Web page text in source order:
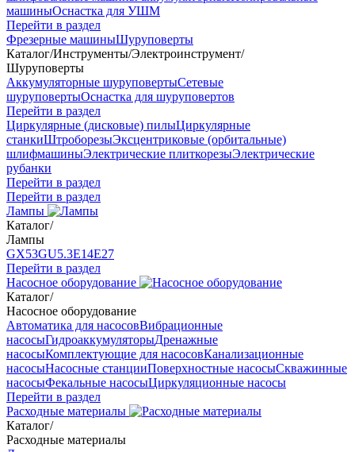
машиныОснастка для УШМ
Перейти в раздел
Фрезерные машиныШуруповерты
Каталог/Инструменты/Электроинструмент/
Шуруповерты
Аккумуляторные шуруповертыСетевые
шуруповертыОснастка для шуруповертов
Перейти в раздел
Циркулярные (дисковые) пилыЦиркулярные
станкиШтроборезыЭксцентриковые (орбитальные)
шлифмашиныЭлектрические плиткорезыЭлектрические
рубанки
Перейти в раздел
Перейти в раздел
Лампы
Каталог/
Лампы
GX53GU5.3Е14Е27
Перейти в раздел
Насосное оборудование
Каталог/
Насосное оборудование
Автоматика для насосовВибрационные
насосыГидроаккумуляторыДренажные
насосыКомплектующие для насосовКанализационные
насосыНасосные станцииПоверхностные насосыСкважинные
насосыФекальные насосыЦиркуляционные насосы
Перейти в раздел
Расходные материалы
Каталог/
Расходные материалы